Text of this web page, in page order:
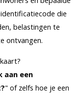
die
belastingen te
ontvangen.
aan een
" of zelfs hoe je een